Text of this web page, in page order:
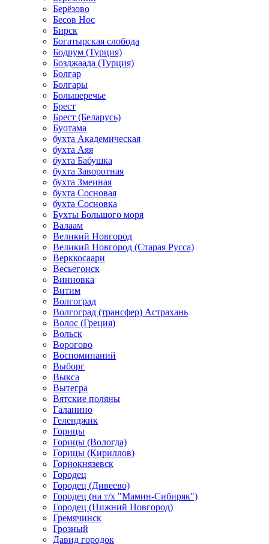
Берёзово
Бесов Нос
Бирск
Богатырская слобода
Бодрум (Турция)
Бозджаада (Турция)
Болгар
Болгары
Большеречье
Брест
Брест (Беларусь)
Буотама
бухта Академическая
бухта Аяя
бухта Бабушка
бухта Заворотная
бухта Змеиная
бухта Сосновая
бухта Сосновка
Бухты Большого моря
Валаам
Великий Новгород
Великий Новгород (Старая Русса)
Верккосаари
Весьегонск
Винновка
Витим
Волгоград
Волгоград (трансфер) Астрахань
Волос (Греция)
Вольск
Ворогово
Воспоминаний
Выборг
Выкса
Вытегра
Вятские поляны
Галанино
Геленджик
Горицы
Горицы (Вологда)
Горицы (Кириллов)
Горнокнязевск
Городец
Городец (Дивеево)
Городец (на т/х "Мамин-Сибиряк")
Городец (Нижний Новгород)
Гремячинск
Грозный
Давид городок